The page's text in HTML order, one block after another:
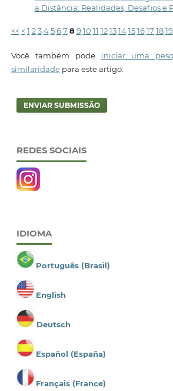
a Distância: Realidades, Desafios e
<< < 1 2 3 4 5 6 7 8 9 10 11 12 13 14 15 16 17 18 19
Você também pode iniciar uma
similaridadepara este artigo.
ENVIAR SUBMISSÃO
REDES SOCIAIS
IDIOMA
Português (Brasil)
English
Deutsch
Español (España)
Français (France)